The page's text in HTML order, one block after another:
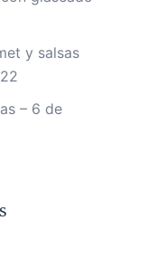
y salsas
– 6 de